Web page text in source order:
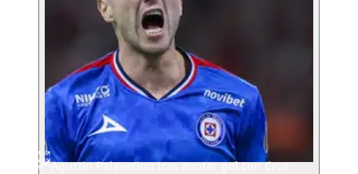
Agustin Palavecino tras anotar gol con Cruz